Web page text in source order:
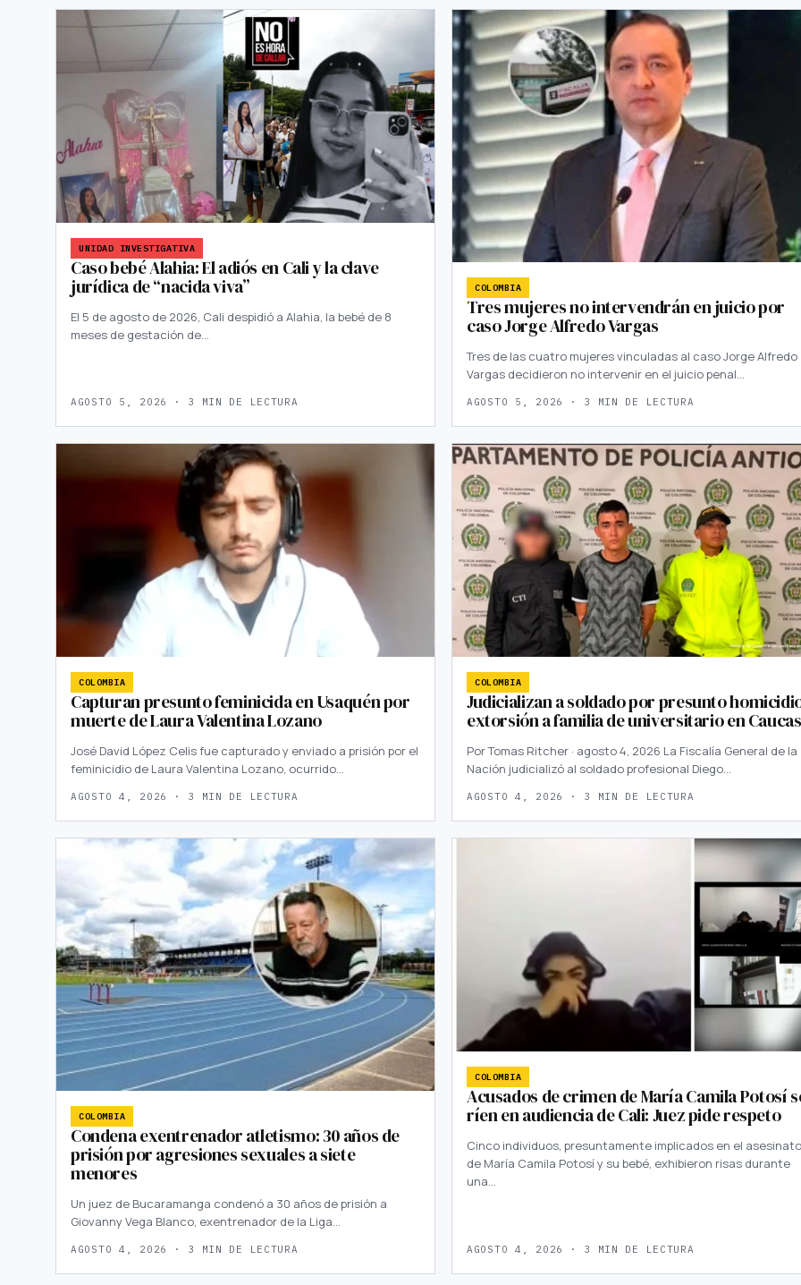
UNIDAD INVESTIGATIVA
Caso bebé Alahia: El adiós en Cali y la clave
jurídica de “nacida viva”
El 5 de agosto de 2026, Cali despidió a Alahia, la bebé de 8
meses de gestación de…
AGOSTO 5, 2026 · 3 MIN DE LECTURA
COLOMBIA
Tres mujeres no intervendrán en juicio por
caso Jorge Alfredo Vargas
Tres de las cuatro mujeres vinculadas al caso Jorge Alfredo
Vargas decidieron no intervenir en el juicio penal…
AGOSTO 5, 2026 · 3 MIN DE LECTURA
COLOMBIA
Capturan presunto feminicida en Usaquén por
muerte de Laura Valentina Lozano
José David López Celis fue capturado y enviado a prisión por el
feminicidio de Laura Valentina Lozano, ocurrido…
AGOSTO 4, 2026 · 3 MIN DE LECTURA
COLOMBIA
Judicializan a soldado por presunto
extorsión a familia de universitario en
Por Tomas Ritcher · agosto 4, 2026 La Fiscalía General de la
Nación judicializó al soldado profesional Diego…
AGOSTO 4, 2026 · 3 MIN DE LECTURA
COLOMBIA
Condena exentrenador atletismo: 30 años de
prisión por agresiones sexuales a siete
menores
Un juez de Bucaramanga condenó a 30 años de prisión a
Giovanny Vega Blanco, exentrenador de la Liga…
AGOSTO 4, 2026 · 3 MIN DE LECTURA
COLOMBIA
Acusados de crimen de María Camila Potosí
ríen en audiencia de Cali: Juez pide respeto
Cinco individuos, presuntamente implicados en el asesinato
de María Camila Potosí y su bebé, exhibieron risas durante
una…
AGOSTO 4, 2026 · 3 MIN DE LECTURA